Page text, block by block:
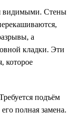
видимыми. Стены
а
кладки. Эти
которое
подъём
полная замена.